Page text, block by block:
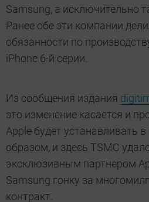
Samsung, а исключительно
Ранее обе эти компании
обязанности по
iPhone 6-й серии.
Из сообщения издания
это изменение касается и
Apple будет устанавливать
образом, и здесь TSMC
эксклюзивным партнером
Samsung гонку за
контракт.